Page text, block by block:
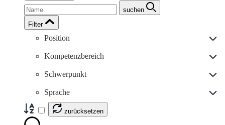
suchen
Filter
Position
Kompetenzbereich
Schwerpunkt
Sprache
zurücksetzen